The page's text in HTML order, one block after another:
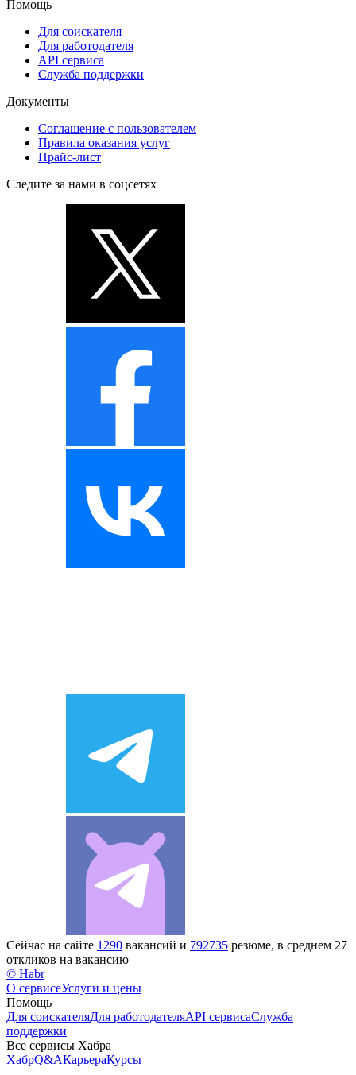
Помощь
Для соискателя
Для работодателя
API сервиса
Служба поддержки
Документы
Соглашение с пользователем
Правила оказания услуг
Прайс-лист
Следите за нами в соцсетях
Сейчас на сайте 1290 вакансий и 792735 резюме, в среднем 27
откликов на вакансию
© Habr
О сервисеУслуги и цены
Помощь
Для соискателяДля работодателяAPI сервисаСлужба
поддержки
Все сервисы Хабра
ХабрQ&AКарьераКурсы